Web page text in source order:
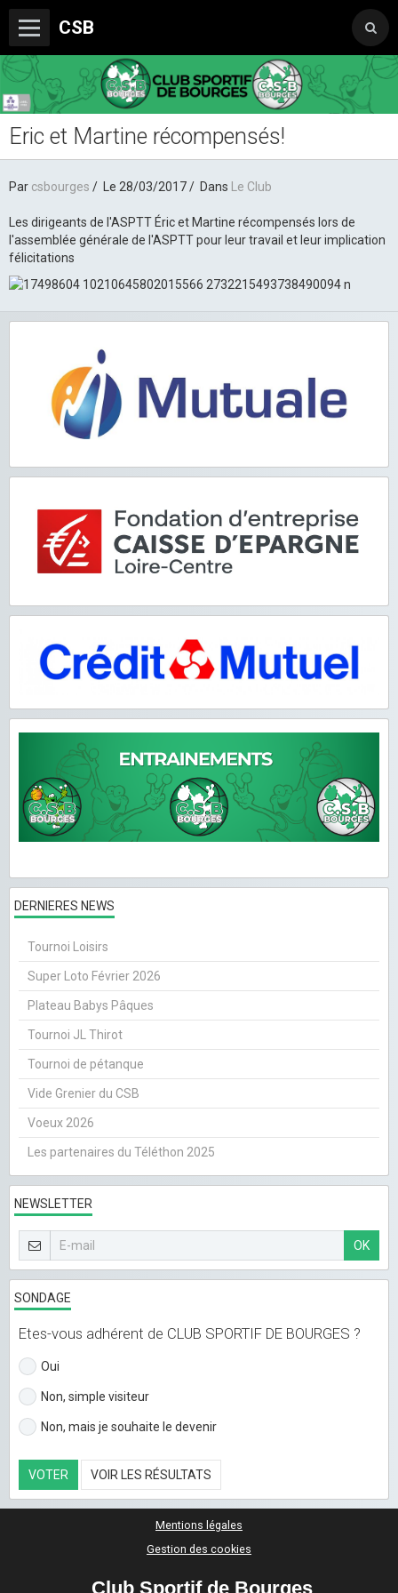
CSB
Le Club
Les Partenaires
Photos
Vidéos
Eric et Martine récompensés!
Par csbourges Le 28/03/2017 Dans Le Club
Les dirigeants de l'ASPTT Éric et Martine récompensés lors de
l'assemblée générale de l'ASPTT pour leur travail et leur implication
félicitations
DERNIERES NEWS
Tournoi Loisirs
Super Loto Février 2026
Plateau Babys Pâques
Tournoi JL Thirot
Tournoi de pétanque
Vide Grenier du CSB
Voeux 2026
Les partenaires du Téléthon 2025
NEWSLETTER
OK
SONDAGE
Etes-vous adhérent de CLUB SPORTIF DE BOURGES ?
Oui
Non, simple visiteur
Non, mais je souhaite le devenir
VOTER VOIR LES RÉSULTATS
Mentions légales
Gestion des cookies
Club Sportif de Bourges